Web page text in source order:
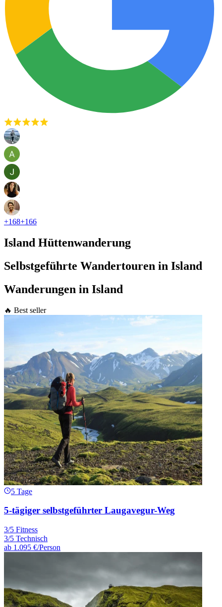
+168+166
Island Hüttenwanderung
Selbstgeführte Wandertouren in Island
Wanderungen in Island
🔥 Best seller
5 Tage
5-tägiger selbstgeführter Laugavegur-Weg
3/5 Fitness
3/5 Technisch
ab 1.095 €/Person